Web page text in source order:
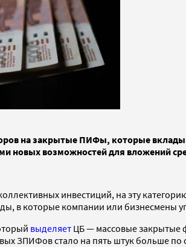
на закрытые ПИФы, которые
новых возможностей для вложений
инвестиций, на эту
в которые компании или бизнесмены
выделяет ЦБ — массовые закрытые
ЗПИФов стало на пять штук больше